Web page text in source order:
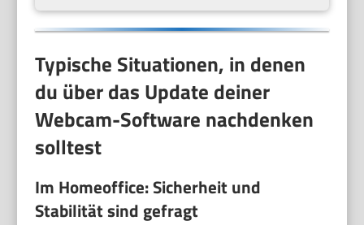
Typische Situationen, in denen
du über das Update deiner
Webcam-Software nachdenken
solltest
Im Homeoffice: Sicherheit und
Stabilität sind gefragt